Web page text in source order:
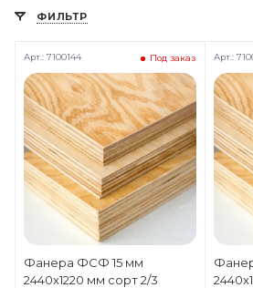
ФИЛЬТР
Фанера ФСФ 15 мм
2440х1220 мм сорт 2/3
Под заказ
Арт.: 7100144 Арт.: